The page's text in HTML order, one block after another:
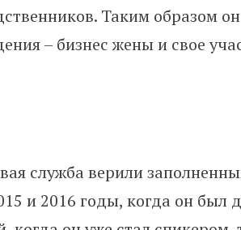
Таким образом
– бизнес жены и свое
служба верили
и 2016 годы, когда он был